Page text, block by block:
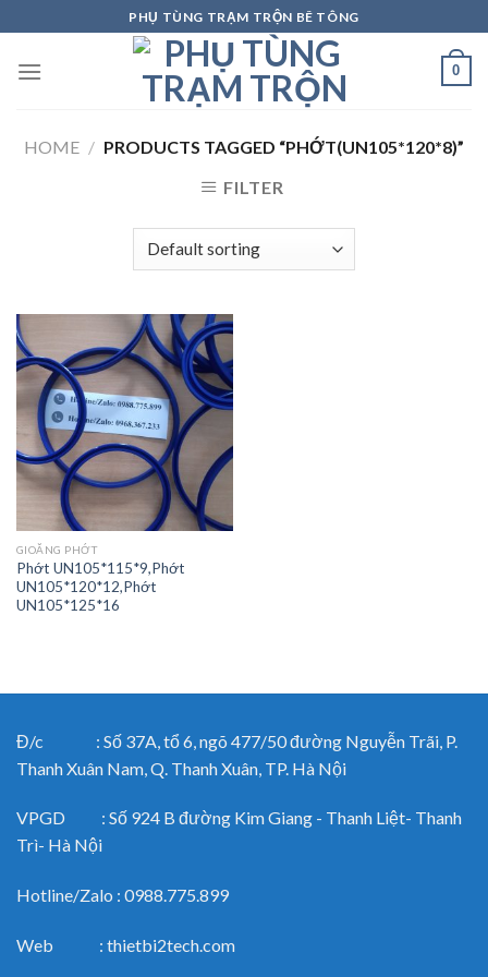
to
content
PHỤ TÙNG TRẠM TRỘN BÊ TÔNG
0
HOME / PRODUCTS TAGGED “PHỚT(UN105*120*8)”
FILTER
GIOĂNG PHỚT
Phớt UN105*115*9,Phớt
UN105*120*12,Phớt
UN105*125*16
Đ/c : Số 37A, tổ 6, ngõ 477/50 đường Nguyễn Trãi, P.
Thanh Xuân Nam, Q. Thanh Xuân, TP. Hà Nội
VPGD : Số 924 B đường Kim Giang - Thanh Liệt- Thanh
Trì- Hà Nội
Hotline/Zalo : 0988.775.899
Web : thietbi2tech.com